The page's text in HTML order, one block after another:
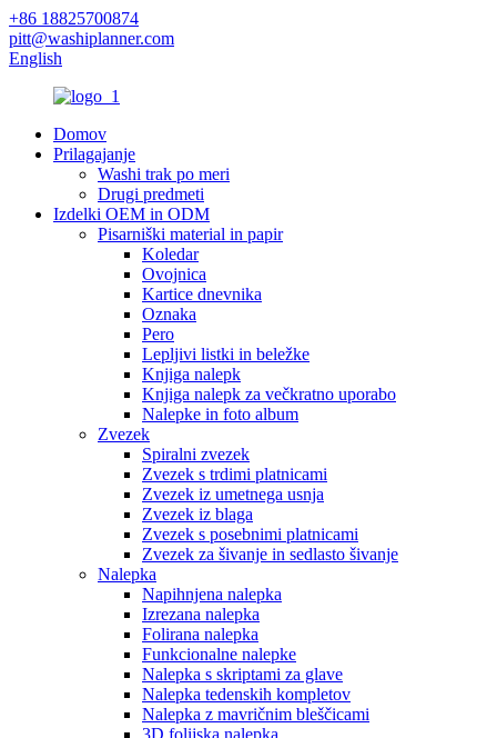
+86 18825700874
pitt@washiplanner.com
English
Domov
Prilagajanje
Washi trak po meri
Drugi predmeti
Izdelki OEM in ODM
Pisarniški material in papir
Koledar
Ovojnica
Kartice dnevnika
Oznaka
Pero
Lepljivi listki in beležke
Knjiga nalepk
Knjiga nalepk za večkratno uporabo
Nalepke in foto album
Zvezek
Spiralni zvezek
Zvezek s trdimi platnicami
Zvezek iz umetnega usnja
Zvezek iz blaga
Zvezek s posebnimi platnicami
Zvezek za šivanje in sedlasto šivanje
Nalepka
Napihnjena nalepka
Izrezana nalepka
Folirana nalepka
Funkcionalne nalepke
Nalepka s skriptami za glave
Nalepka tedenskih kompletov
Nalepka z mavričnim bleščicami
3D folijska nalepka